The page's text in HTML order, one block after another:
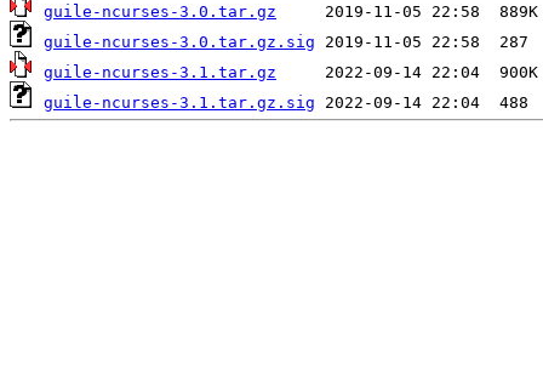
guile-ncurses-3.0.tar.gz
guile-ncurses-3.0.tar.gz.sig
guile-ncurses-3.1.tar.gz
guile-ncurses-3.1.tar.gz.sig